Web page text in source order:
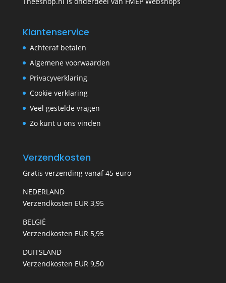
Klantenservice
Achteraf betalen
Algemene voorwaarden
Privacyverklaring
Cookie verklaring
Veel gestelde vragen
Zo kunt u ons vinden
Verzendkosten
Gratis verzending vanaf 45 euro
NEDERLAND
Verzendkosten EUR 3,95
BELGIË
Verzendkosten EUR 5,95
DUITSLAND
Verzendkosten EUR 9,50